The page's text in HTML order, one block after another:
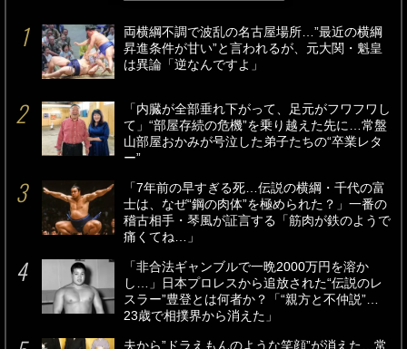
両横綱不調で波乱の名古屋場所…”最近の横綱
昇進条件が甘い”と言われるが、元大関・魁皇
は異論「逆なんですよ」
「内臓が全部垂れ下がって、足元がフワフワし
て」“部屋存続の危機”を乗り越えた先に…常盤
山部屋おかみが号泣した弟子たちの“卒業レタ
ー”
「7年前の早すぎる死…伝説の横綱・千代の富
士は、なぜ“鋼の肉体”を極められた？」一番の
稽古相手・琴風が証言する「筋肉が鉄のようで
痛くてね…」
「非合法ギャンブルで一晩2000万円を溶か
し…」日本プロレスから追放された“伝説のレ
スラー”豊登とは何者か？「“親方と不仲説”…
23歳で相撲界から消えた」
夫から”ドラえもんのような笑顔”が消えた…常